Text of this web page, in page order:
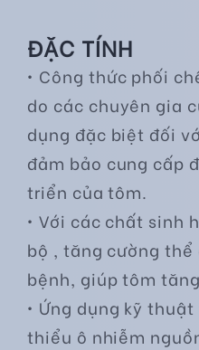
ĐẶC TÍNH
• Công thức phối
do các chuyên gia
dụng đặc biệt đối
đảm bảo cung cấp
triển của tôm.
• Với các chất sinh
bộ , tăng cường
bệnh, giúp tôm
• Ứng dụng kỹ
thiểu ô nhiễm